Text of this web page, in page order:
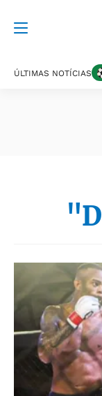
ÚLTIMAS NOTÍCIAS